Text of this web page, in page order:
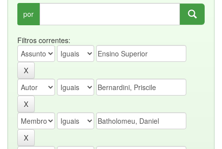
por
Filtros correntes: